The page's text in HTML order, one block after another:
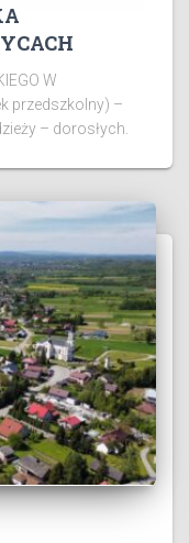
W
przedszkolny) –
– dorosłych.